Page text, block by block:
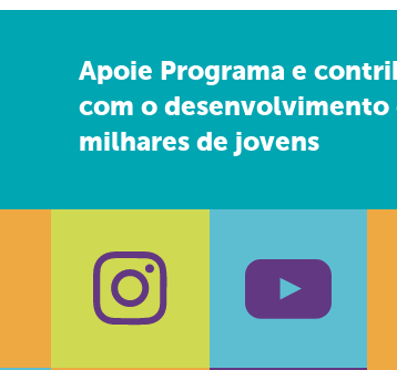
Apoie Programa e
com o desenvolvimento
milhares de jovens